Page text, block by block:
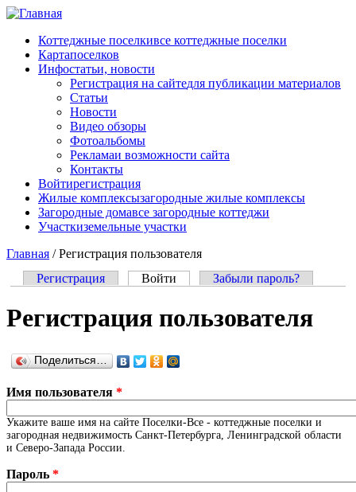
Перейти к основному содержанию
Коттеджные поселкивсе коттеджные поселки
Картапоселков
Инфостатьи, новости
Регистрация на сайтедля публикации материалов
Статьи
Новости
Видео обзоры
Фотоальбомы
Рекламаи возможности сайта
Контакты
Войтирегистрация
Жилые комплексызагородные жилые комплексы
Загородные домавсе загородные коттеджи
Участкиземельные участки
Главная /Регистрация пользователя
Регистрация Войти (активная вкладка)
Забыли пароль?
Регистрация пользователя
Поделиться…
Имя пользователя *
Укажите ваше имя на сайте Поселки-Все - коттеджные поселки и
загородная недвижимость Санкт-Петербурга, Ленинградской области
и Северо-Запада России.
Пароль *